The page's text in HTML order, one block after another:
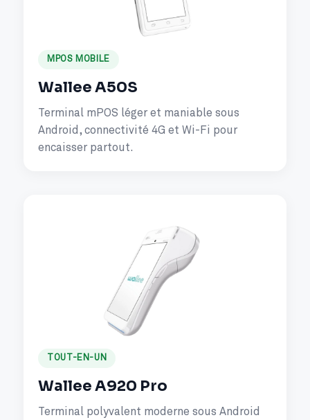
MPOS MOBILE
Wallee A50S
Terminal mPOS léger et maniable sous
Android, connectivité 4G et Wi-Fi pour
encaisser partout.
TOUT-EN-UN
Wallee A920 Pro
Terminal polyvalent moderne sous Android